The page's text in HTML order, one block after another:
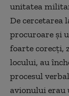
unitatea
De cercetarea
procuroare și
foarte corecți,
locului, au
procesul
avionului erau